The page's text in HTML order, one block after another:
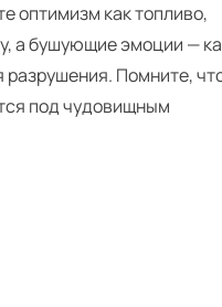
оптимизм как топливо,
а бушующие эмоции —
разрушения. Помните,
под чудовищным